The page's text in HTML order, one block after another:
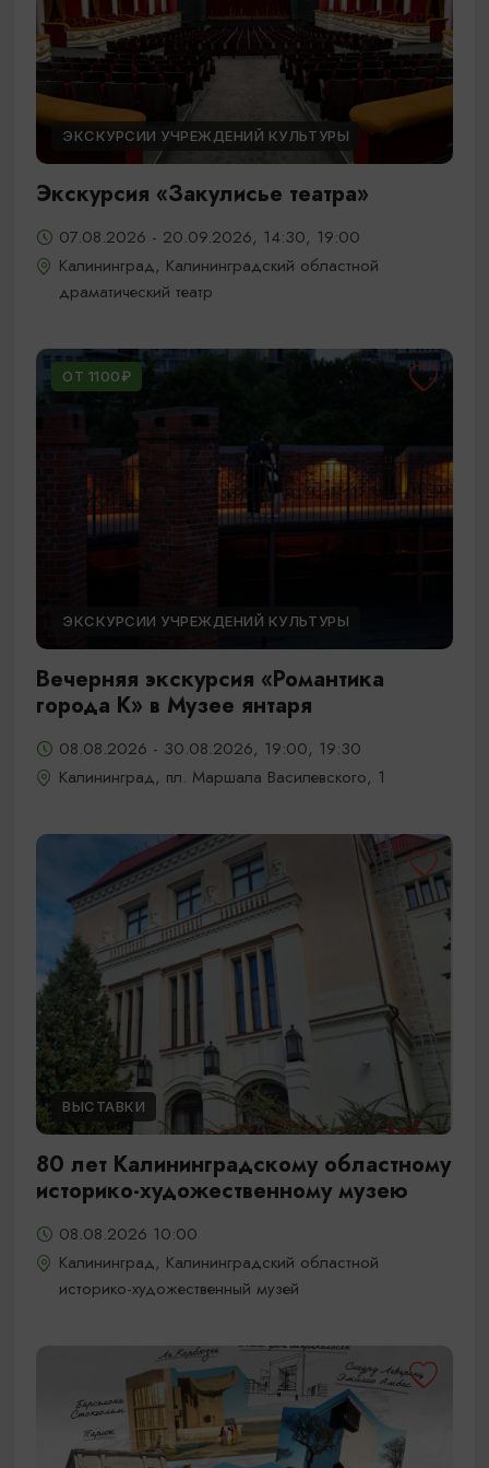
ЭКСКУРСИИ УЧРЕЖДЕНИЙ КУЛЬТУРЫ
Экскурсия «Закулисье театра»
07.08.2026 - 20.09.2026, 14:30, 19:00
Калининград, Калининградский областной
драматический театр
ОТ 1100₽
ЭКСКУРСИИ УЧРЕЖДЕНИЙ КУЛЬТУРЫ
Вечерняя экскурсия «Романтика
города К» в Музее янтаря
08.08.2026 - 30.08.2026, 19:00, 19:30
Калининград, пл. Маршала Василевского, 1
ВЫСТАВКИ
80 лет Калининградскому областному
историко-художественному музею
08.08.2026 10:00
Калининград, Калининградский областной
историко-художественный музей